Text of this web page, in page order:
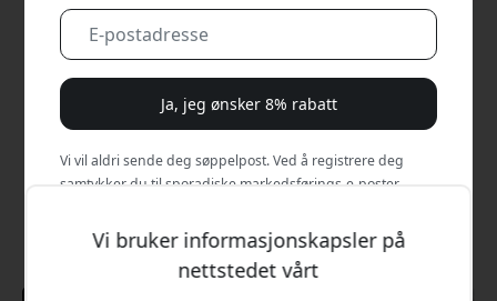
Vi bruker informasjonskapsler på
nettstedet vårt
Ja, jeg ønsker 8% rabatt
Vi vil aldri sende deg søppelpost. Ved å registrere deg
samtykker du til sporadiske markedsførings-e-poster,
Nei, jeg vil heller betale full pris.